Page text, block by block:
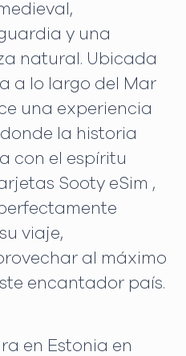
y una
natural. Ubicada
a lo largo del Mar
una experiencia
la historia
con el espíritu
Sooty eSim ,
viaje,
al máximo
encantador país.
en Estonia en